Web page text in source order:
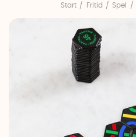
Start Fritid Spel